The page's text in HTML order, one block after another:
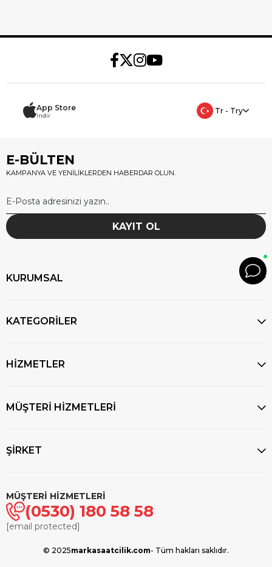
App Store
İndir
Tr - Try
E-BÜLTEN
KAMPANYA VE YENİLİKLERDEN HABERDAR OLUN.
KAYIT OL
KURUMSAL
KATEGORİLER
HİZMETLER
MÜŞTERİ HİZMETLERİ
ŞİRKET
MÜŞTERİ HİZMETLERİ
(0530) 180 58 58
[email protected]
© 2025markasaatcilik.com- Tüm hakları saklıdır.